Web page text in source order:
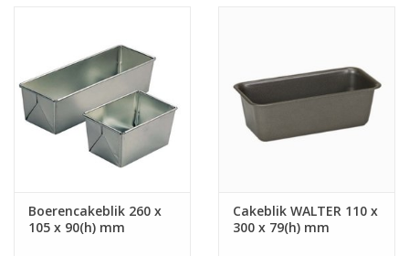
Boerencakeblik 260 x
105 x 90(h) mm
Cakeblik WALTER 110 x
300 x 79(h) mm